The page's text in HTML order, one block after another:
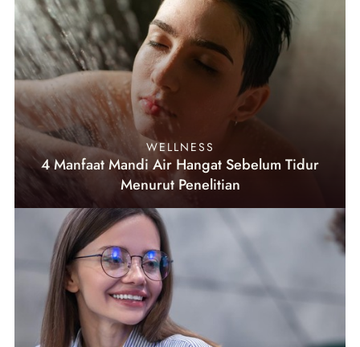
WELLNESS
4 Manfaat Mandi Air Hangat Sebelum Tidur
Menurut Penelitian